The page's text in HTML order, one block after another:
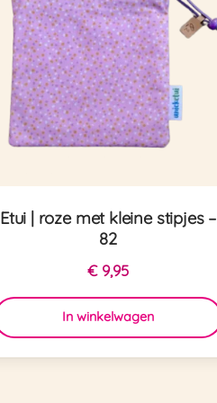
Etui | roze met kleine stipjes –
82
€9,95
In winkelwagen